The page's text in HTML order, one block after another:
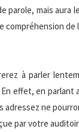
parole, mais aura
compréhension
à parler
effet, en
adressez ne
par votre